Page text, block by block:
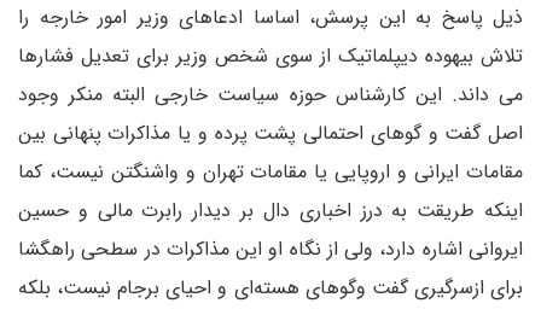
ذیل پاسخ به این پرسش، اساسا ادعاهای وزیر امور خارجه را
تلاش بیهوده دیپلماتیک از سوی شخص وزیر برای تعدیل فشارها
می داند. این کارشناس حوزه سیاست خارجی البته منکر وجود
اصل گفت و گوهای احتمالی پشت پرده و یا مذاکرات پنهانی بین
مقامات ایرانی و اروپایی یا مقامات تهران و واشنگتن نیست، کما
اینکه طریقت به درز اخباری دال بر دیدار رابرت مالی و حسین
ایروانی اشاره دارد، ولی از نگاه او این مذاکرات در سطحی راهگشا
برای ازسرگیری گفت وگوهای هسته‌ای و احیای برجام نیست، بلکه